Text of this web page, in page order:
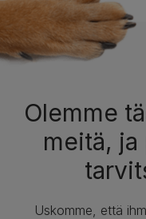
Olemme
meitä, ja
Uskomme, että